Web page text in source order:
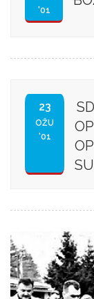
'01
23
OŽU
'01